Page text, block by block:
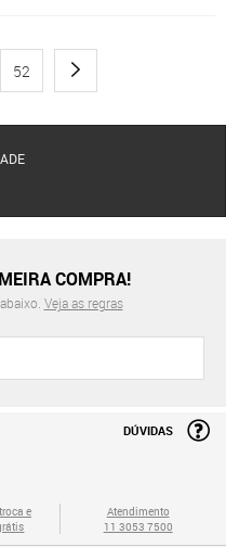
52
COMPRA!
Veja as regras
DÚVIDAS
e
Atendimento
11 3053 7500